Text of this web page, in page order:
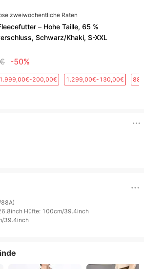
zweiwöchentliche Raten
– Hohe Taille, 65 %
Schwarz/Khaki, S-XXL
-50%
1.999,00€-200,00€ 1.299,00€-130,00€
Hüfte: 100cm/39.4inch